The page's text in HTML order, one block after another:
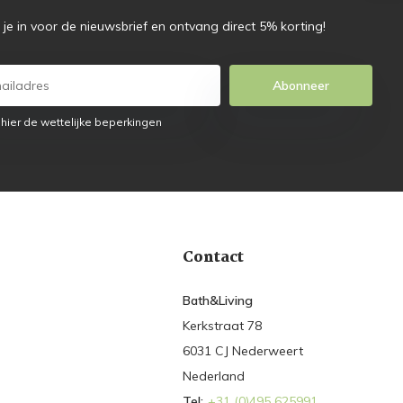
je in voor de nieuwsbrief en ontvang direct 5% korting!
Abonneer
de wettelijke beperkingen
Contact
Bath&Living
Kerkstraat 78
6031 CJ Nederweert
Nederland